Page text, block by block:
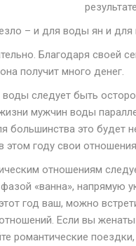
– и для воды ян и для
Благодаря своей
получит много денег.
следует быть
мужчин воды
большинства это
этом году свои
отношениям
фазой «ванна»,
год ваш, можно
Если вы
романтические